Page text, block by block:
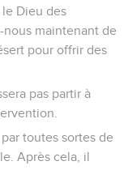
le Dieu des
nous maintenant de
pour offrir des
pas partir à
toutes sortes de
Après cela, il